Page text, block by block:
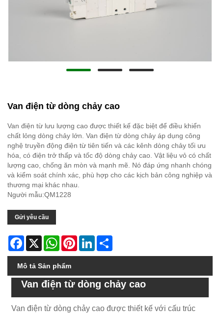
Van điện từ dòng chảy cao
Van điện từ lưu lượng cao được thiết kế đặc biệt để điều khiển
chất lỏng dòng chảy lớn. Van điện từ dòng chảy áp dụng công
nghệ truyền động điện từ tiên tiến và các kênh dòng chảy tối ưu
hóa, có điện trở thấp và tốc độ dòng chảy cao. Vật liệu vỏ có chất
lượng cao, chống ăn mòn và mạnh mẽ. Nó đáp ứng nhanh chóng
và kiểm soát chính xác, phù hợp cho các kịch bản công nghiệp và
thương mại khác nhau.
Người mẫu:QM1228
Gửi yêu cầu
Facebook
X WhatsAppPinterestLinkedIn
Mô tả Sản phẩm
Van điện từ dòng chảy cao
Van điện từ dòng chảy cao được thiết kế với cấu trúc